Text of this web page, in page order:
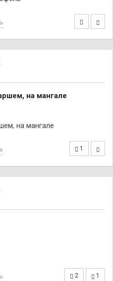
на мангале
1
2 1